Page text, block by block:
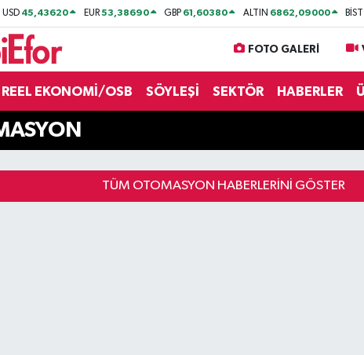
USD 45,43620 EUR53,38690 GBP 61,60380 ALTIN 6862,09000
FOTO GALERİ
REEL EKONOMİ/OSB SÖYLEŞİ SEKTÖR HABERLER
TÜM OTOMASYON HABERLERINI GÖSTER